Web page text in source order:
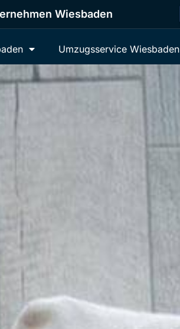
Wiesbaden
Umzugsservice Wiesbaden